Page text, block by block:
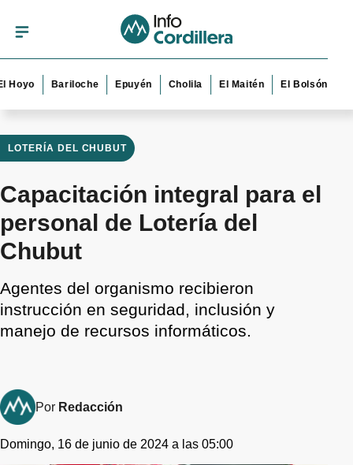
Bariloche Epuyén Cholila El Maitén El Bolsón Esquel
LOTERÍA DEL CHUBUT
Capacitación integral para el
personal de Lotería del
Chubut
Agentes del organismo recibieron
instrucción en seguridad, inclusión y
manejo de recursos informáticos.
Por Redacción
Domingo, 16 de junio de 2024 a las 05:00